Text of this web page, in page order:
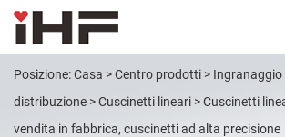
Posizione:Casa >Centro prodotti > Ingranaggio
distribuzione >Cuscinetti lineari >Cuscinetti
vendita in fabbrica, cuscinetti ad alta precisione